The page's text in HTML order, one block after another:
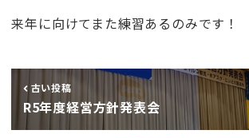
来年に向けてまた練習あるのみです！
古い投稿
R5年度経営方針発表会